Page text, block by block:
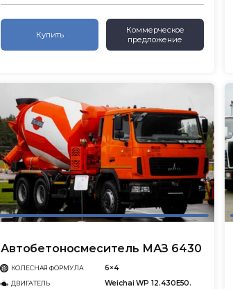
Купить
Коммерческое
предложение
Автобетоносмеситель МАЗ 6430
КОЛЕСНАЯ ФОРМУЛА 6×4
ДВИГАТЕЛЬ Weichai WP 12.430E50.